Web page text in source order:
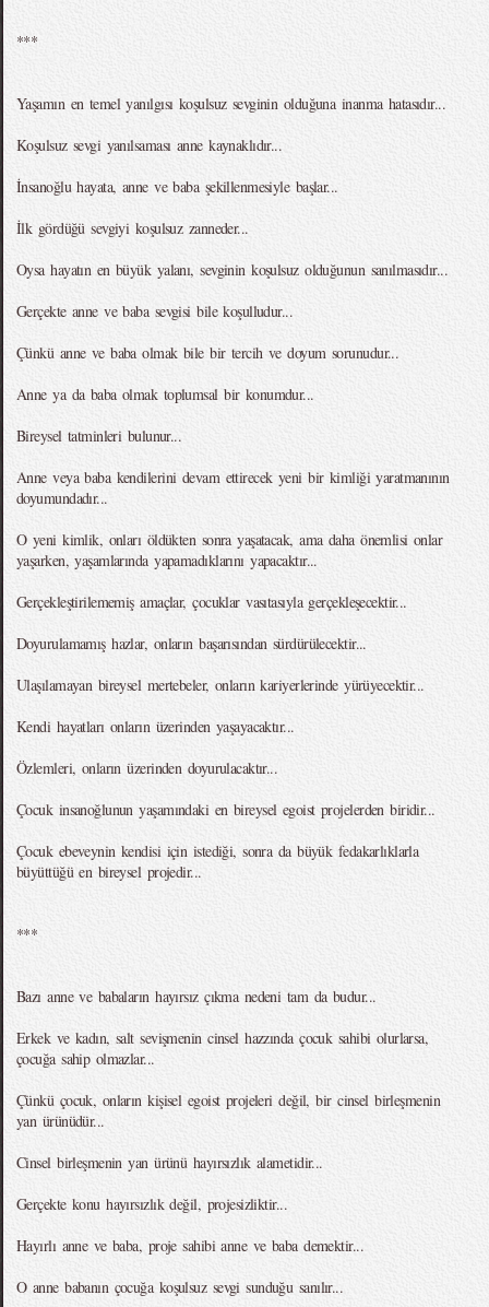
***
Yaşamın en temel yanılgısı koşulsuz sevginin olduğuna inanma hatasıdır...
Koşulsuz sevgi yanılsaması anne kaynaklıdır...
İnsanoğlu hayata, anne ve baba şekillenmesiyle başlar...
İlk gördüğü sevgiyi koşulsuz zanneder...
Oysa hayatın en büyük yalanı, sevginin koşulsuz olduğunun sanılmasıdır...
Gerçekte anne ve baba sevgisi bile koşulludur...
Çünkü anne ve baba olmak bile bir tercih ve doyum sorunudur...
Anne ya da baba olmak toplumsal bir konumdur...
Bireysel tatminleri bulunur...
Anne veya baba kendilerini devam ettirecek yeni bir kimliği yaratmanının
doyumundadır...
O yeni kimlik, onları öldükten sonra yaşatacak, ama daha önemlisi onlar
yaşarken, yaşamlarında yapamadıklarını yapacaktır...
Gerçekleştirilememiş amaçlar, çocuklar vasıtasıyla gerçekleşecektir...
Doyurulamamış hazlar, onların başarısından sürdürülecektir...
Ulaşılamayan bireysel mertebeler, onların kariyerlerinde yürüyecektir...
Kendi hayatları onların üzerinden yaşayacaktır...
Özlemleri, onların üzerinden doyurulacaktır...
Çocuk insanoğlunun yaşamındaki en bireysel egoist projelerden biridir...
Çocuk ebeveynin kendisi için istediği, sonra da büyük fedakarlıklarla
büyüttüğü en bireysel projedir...
***
Bazı anne ve babaların hayırsız çıkma nedeni tam da budur...
Erkek ve kadın, salt sevişmenin cinsel hazzında çocuk sahibi olurlarsa,
çocuğa sahip olmazlar...
Çünkü çocuk, onların kişisel egoist projeleri değil, bir cinsel birleşmenin
yan ürünüdür...
Cinsel birleşmenin yan ürünü hayırsızlık alametidir...
Gerçekte konu hayırsızlık değil, projesizliktir...
Hayırlı anne ve baba, proje sahibi anne ve baba demektir...
O anne babanın çocuğa koşulsuz sevgi sunduğu sanılır...